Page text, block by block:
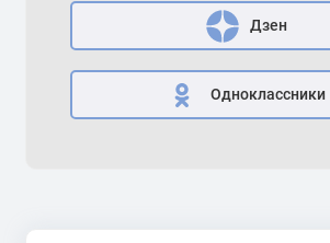
Дзен
Одноклассники